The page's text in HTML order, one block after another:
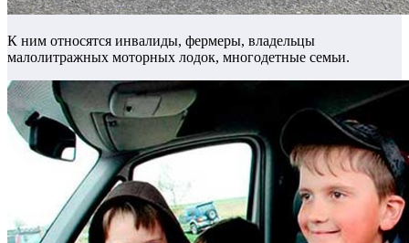
К ним относятся инвалиды, фермеры, владельцы
малолитражных моторных лодок, многодетные семьи.